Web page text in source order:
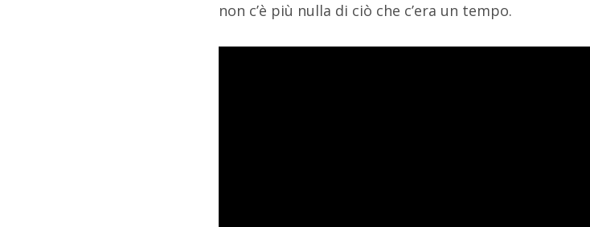
non c’è più nulla di ciò che c’era un tempo.